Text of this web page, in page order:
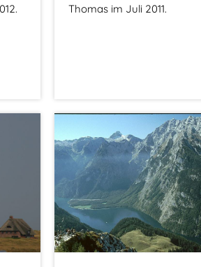
Thomas im Juli 2011.